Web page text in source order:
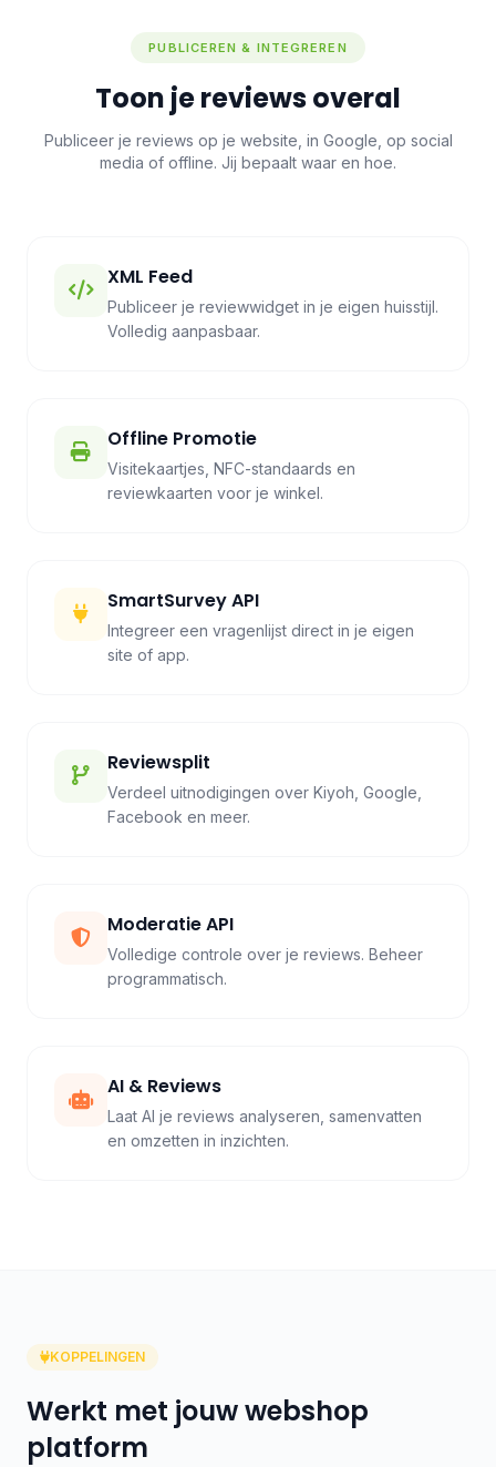
PUBLICEREN & INTEGREREN
Toon je reviews overal
Publiceer je reviews op je website, in Google, op social
media of offline. Jij bepaalt waar en hoe.
XML Feed
Publiceer je reviewwidget in je eigen huisstijl.
Volledig aanpasbaar.
Offline Promotie
Visitekaartjes, NFC-standaards en
reviewkaarten voor je winkel.
SmartSurvey API
Integreer een vragenlijst direct in je eigen
site of app.
Reviewsplit
Verdeel uitnodigingen over Kiyoh, Google,
Facebook en meer.
Moderatie API
Volledige controle over je reviews. Beheer
programmatisch.
AI & Reviews
Laat AI je reviews analyseren, samenvatten
en omzetten in inzichten.
KOPPELINGEN
Werkt met jouw webshop
platform